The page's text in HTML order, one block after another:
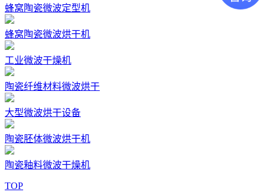
蜂窝陶瓷微波定型机
蜂窝陶瓷微波烘干机
工业微波干燥机
陶瓷纤维材料微波烘干
大型微波烘干设备
陶瓷胚体微波烘干机
陶瓷釉料微波干燥机
TOP